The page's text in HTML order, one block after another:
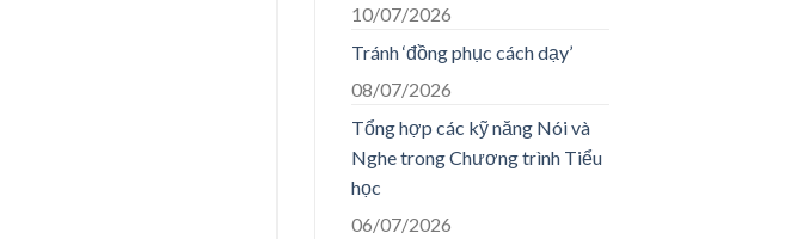
10/07/2026
Tránh ‘đồng phục cách dạy’
08/07/2026
Tổng hợp các kỹ năng Nói và
Nghe trong Chương trình Tiểu
học
06/07/2026